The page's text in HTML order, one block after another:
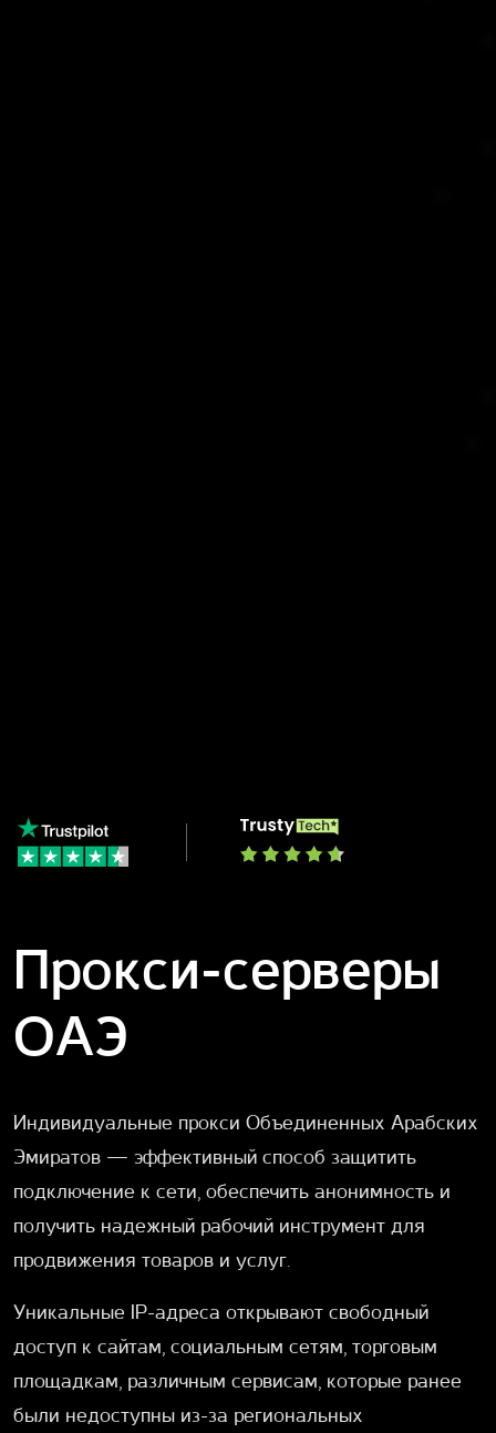
Прокси-серверы
ОАЭ
Индивидуальные прокси Объединенных Арабских
Эмиратов — эффективный способ защитить
подключение к сети, обеспечить анонимность и
получить надежный рабочий инструмент для
продвижения товаров и услуг.
Уникальные IP-адреса открывают свободный
доступ к сайтам, социальным сетям, торговым
площадкам, различным сервисам, которые ранее
были недоступны из-за региональных